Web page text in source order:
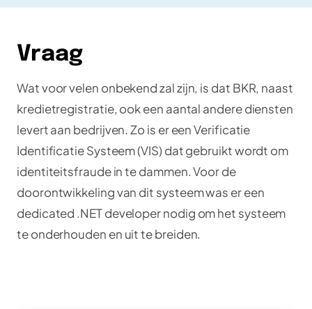
Vraag
Wat voor velen onbekend zal zijn, is dat BKR, naast
kredietregistratie, ook een aantal andere diensten
levert aan bedrijven. Zo is er een Verificatie
Identificatie Systeem (VIS) dat gebruikt wordt om
identiteitsfraude in te dammen. Voor de
doorontwikkeling van dit systeem was er een
dedicated .NET developer nodig om het systeem
te onderhouden en uit te breiden.